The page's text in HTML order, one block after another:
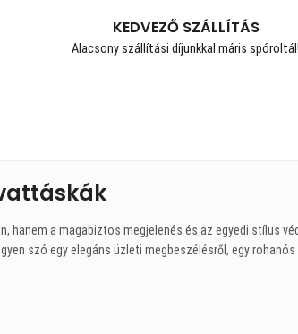
KEDVEZŐ SZÁLLÍTÁS
Alacsony szállítási díjunkkal máris spóroltál!
hanem a magabiztos megjelenés és az egyedi stílus
szó egy elegáns üzleti megbeszélésről, egy